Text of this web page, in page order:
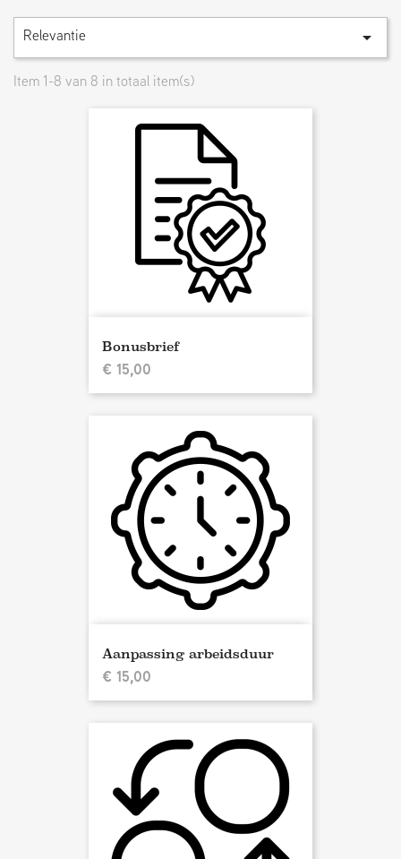
Relevantie 
Item 1-8 van 8 in totaal item(s)
Bonusbrief
€ 15,00
Aanpassing arbeidsduur
€ 15,00